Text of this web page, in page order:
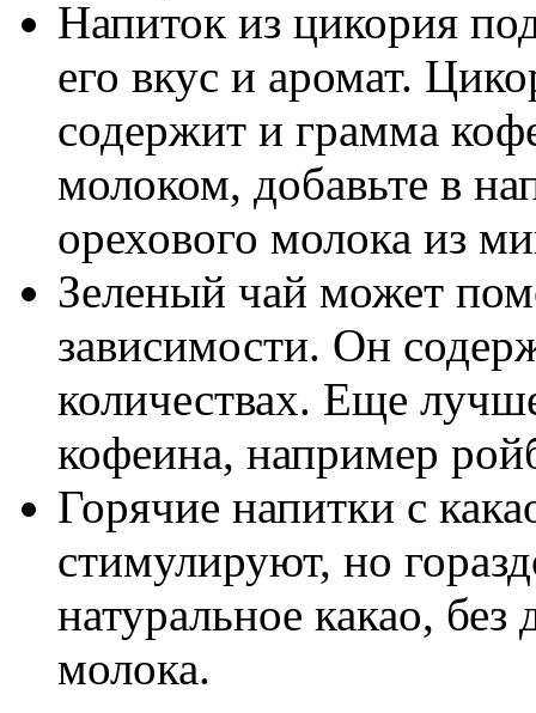
Напиток из цикория
его вкус и аромат.
содержит и грамма
молоком, добавьте в
орехового молока из
Зеленый чай может
зависимости. Он
количествах. Еще
кофеина, например
Горячие напитки с
стимулируют, но
натуральное какао, без
молока.